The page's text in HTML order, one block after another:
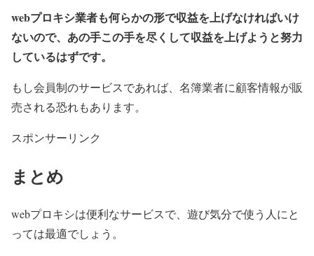
webプロキシ業者も何らかの形で収益を上げなければいけ
ないので、あの手この手を尽くして収益を上げようと努力
しているはずです。
もし会員制のサービスであれば、名簿業者に顧客情報が販
売される恐れもあります。
スポンサーリンク
まとめ
webプロキシは便利なサービスで、遊び気分で使う人にと
っては最適でしょう。